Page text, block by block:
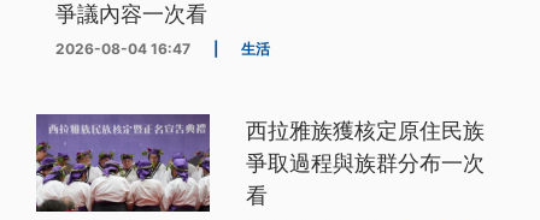
爭議內容一次看
2026-08-04 16:47 生活
西拉雅族獲核定原住民族
爭取過程與族群分布一次
看